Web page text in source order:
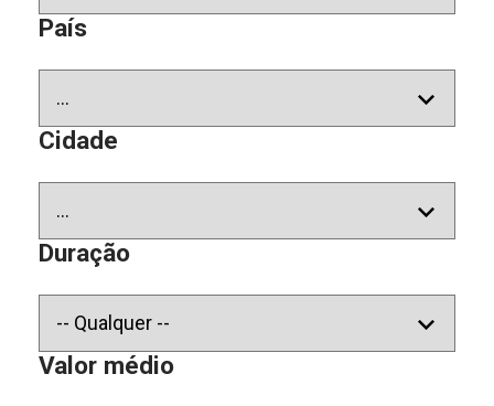
País
Cidade
Duração
Valor médio